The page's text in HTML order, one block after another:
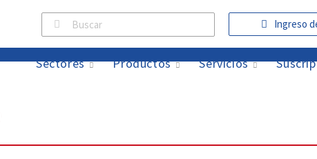
Ingreso
Sectores Productos Servicios